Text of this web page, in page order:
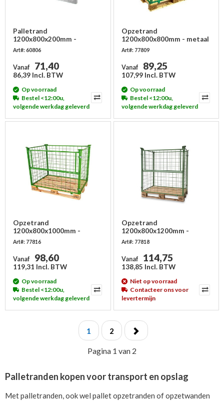
Palletrand
1200x800x200mm -
kunststof - 6 scharnieren
Art#: 60806
Vanaf 71,40
86,39 Incl. BTW
Op voorraad
Bestel <12:00u,
volgende werkdag geleverd
Opzetrand
1200x800x800mm - metaal
- groen gelakt, inklapbaar
Art#: 77809
Vanaf 89,25
107,99 Incl. BTW
Op voorraad
Bestel <12:00u,
volgende werkdag geleverd
Opzetrand
1200x800x1000mm -
metaal - groen gelakt,
Art#: 77816
Vanaf 98,60
119,31 Incl. BTW
Op voorraad
Bestel <12:00u,
volgende werkdag geleverd
Opzetrand
1200x800x1200mm -
metaal - groen gelakt,
Art#: 77818
Vanaf 114,75
138,85 Incl. BTW
Niet op voorraad
Contacteer ons voor
levertermijn
Pagina 1 van 2
1 2
Palletranden kopen voor transport en opslag
Met palletranden, ook wel pallet opzetranden of opzetwanden